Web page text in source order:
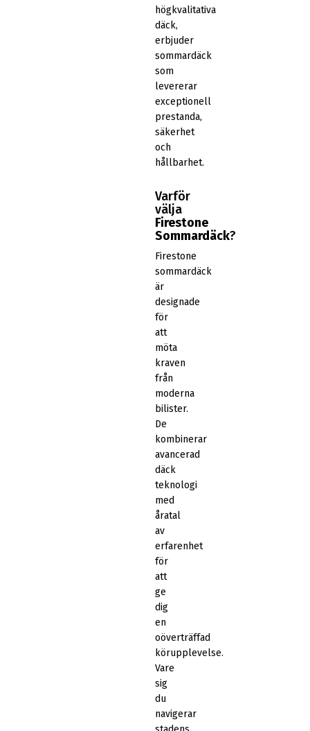
högkvalitativa
däck,
erbjuder
sommardäck
som
levererar
exceptionell
prestanda,
säkerhet
och
hållbarhet.
Varför
välja
Firestone
Sommardäck?
Firestone
sommardäck
är
designade
för
att
möta
kraven
från
moderna
bilister.
De
kombinerar
avancerad
däck
teknologi
med
åratal
av
erfarenhet
för
att
ge
dig
en
oöverträffad
körupplevelse.
Vare
sig
du
navigerar